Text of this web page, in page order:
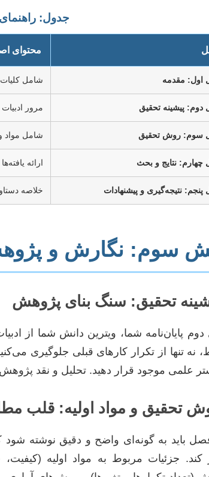
جدول: راهنمای
محتوای
اول: مقدمه شامل
پیشینه تحقیق مرور
سوم: روش تحقیق شامل مواد
نتایج و بحث ارائه
نتیجه‌گیری و پیشنهادات خلاصه
سوم: نگارش و
تحقیق: سنگ بنای پژوهش
پایان‌نامه شما، ویترین دانش شما از
نه تنها از تکرار کارهای قبلی جلوگیری
علمی موجود قرار دهید. تحلیل و نقد
تحقیق و مواد اولیه: قلب
باید به گونه‌ای واضح و دقیق نوشته شود
کند. جزئیات مربوط به مواد اولیه